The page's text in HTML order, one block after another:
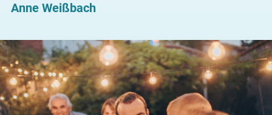
Anne Weißbach